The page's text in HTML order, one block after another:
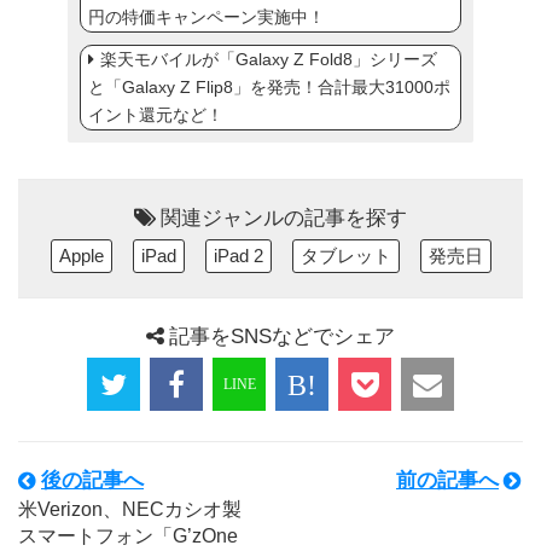
円の特価キャンペーン実施中！
楽天モバイルが「Galaxy Z Fold8」シリーズ
と「Galaxy Z Flip8」を発売！合計最大31000ポ
イント還元など！
関連ジャンルの記事を探す
Apple iPad iPad 2 タブレット 発売日
記事をSNSなどでシェア
後の記事へ
米Verizon、NECカシオ製
スマートフォン「G’zOne
前の記事へ